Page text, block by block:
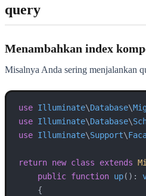
query
Menambahkan index
Misalnya Anda sering menjalankan
use Illuminate\Database\
use Illuminate\Database\
use Illuminate\Support\
return new class extends
public function up( ):
{